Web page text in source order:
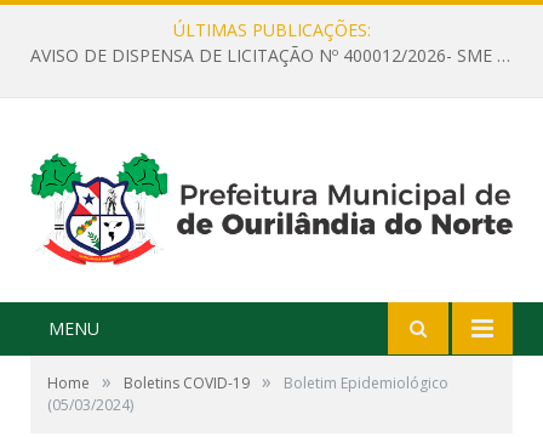
ÚLTIMAS PUBLICAÇÕES:
AVISO DE DISPENSA DE LICITAÇÃO Nº 400012/2026- SME – CONTRATAÇÃO DE EMPRESA ESPECIALIZADA PARA LOCAÇÃO DE ÔNIBUS EXECUTIVO COM CAPACIDADE DE 60 (SESSENTA) POLTRONAS, PARA TRANSPORTAR PROFESSORES RESPONSÁVEIS E ALUNOS PARA BRASÍLIA, COM SAÍDA DIA 10/08/2026 E RETORNO DIA 14/08/2026
MENU
Home » Boletins COVID-19 »
Boletim Epidemiológico
(05/03/2024)